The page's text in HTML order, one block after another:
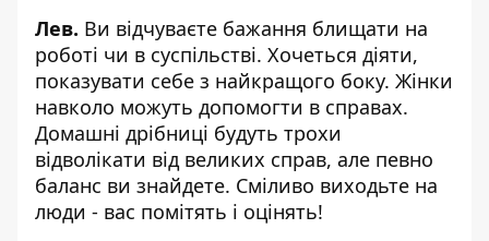
Лев. Ви відчуваєте бажання блищати на
роботі чи в суспільстві. Хочеться діяти,
показувати себе з найкращого боку. Жінки
навколо можуть допомогти в справах.
Домашні дрібниці будуть трохи
відволікати від великих справ, але певно
баланс ви знайдете. Сміливо виходьте на
люди - вас помітять і оцінять!